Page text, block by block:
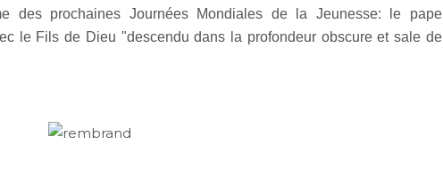
des prochaines Journées Mondiales de la Jeunesse: le pape
le Fils de Dieu "descendu dans la profondeur obscure et sale de